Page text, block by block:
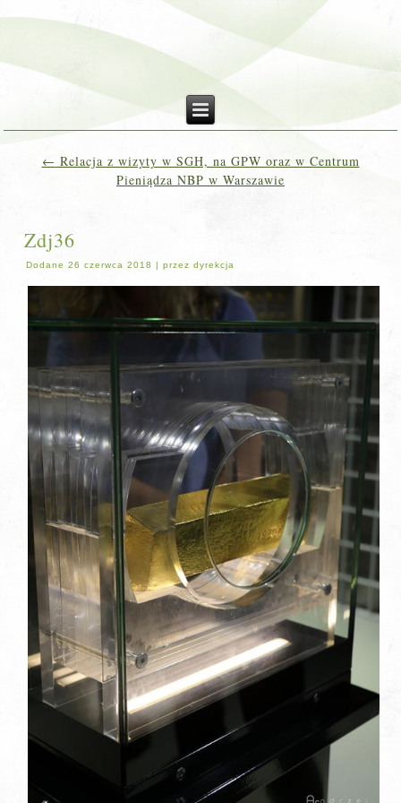
← Relacja z wizyty w SGH, na GPW oraz w Centrum
Pieniądza NBP w Warszawie
Zdj36
Dodane 26 czerwca 2018 |przez dyrekcja